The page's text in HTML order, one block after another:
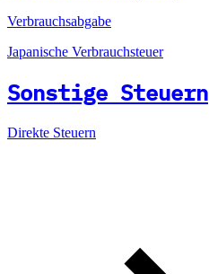
Verbrauchsabgabe
Japanische Verbrauchsteuer
Sonstige Steuern
Direkte Steuern